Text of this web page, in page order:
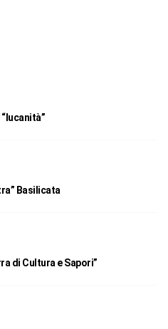
Basilicata
di Cultura e Sapori”